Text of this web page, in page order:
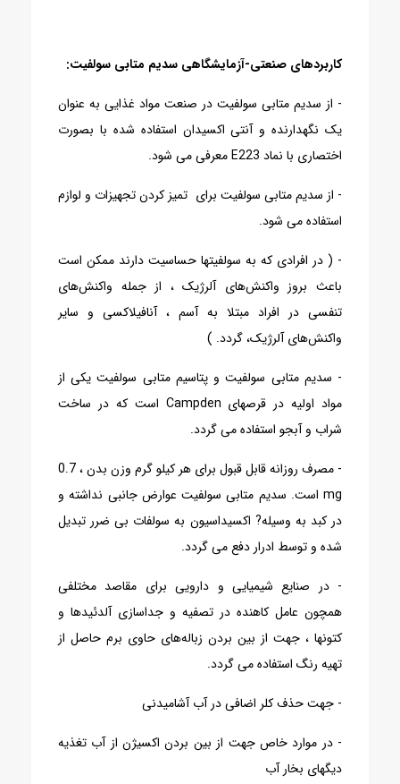
کاربردهای صنعتی-آزمایشگاهی سدیم متابی‌ سولفیت:
- از سدیم متابی سولفیت در صنعت مواد غذایی به عنوان
یک نگهدارنده و آنتی اکسیدان استفاده شده با بصورت
اختصاری با نماد E223 معرفی می شود.
- از سدیم متابی سولفیت برای تمیز کردن تجهیزات و لوازم
استفاده می شود.
- ( در افرادی که به سولفیتها حساسیت دارند ممکن است
باعث بروز واکنش‌های آلرژیک ، از جمله واکنش‌های
تنفسی در افراد مبتلا به آسم ، آنافیلاکسی و سایر
واکنش‌های آلرژیک، گردد. )
- سدیم متابی سولفیت و پتاسیم متابی سولفیت یکی از
مواد اولیه در قرصهای Campden است که در ساخت
شراب و آبجو استفاده می گردد.
- مصرف روزانه قابل قبول برای هر کیلو گرم وزن بدن ، 0.7
mg است. سدیم متابی سولفیت عوارض جانبی نداشته و
در کبد به وسیله? اکسیداسیون به سولفات بی ضرر تبدیل
شده و توسط ادرار دفع می گردد.
- در صنایع شیمیایی و دارویی برای مقاصد مختلفی
همچون عامل کاهنده در تصفیه و جداسازی آلدئیدها و
کتونها ، جهت از بین بردن زباله‌های حاوی برم حاصل از
تهیه رنگ استفاده می گردد.
- جهت حذف کلر اضافی در آب آشامیدنی
- در موارد خاص جهت از بین بردن اکسیژن از آب تغذیه
دیگهای بخار آب